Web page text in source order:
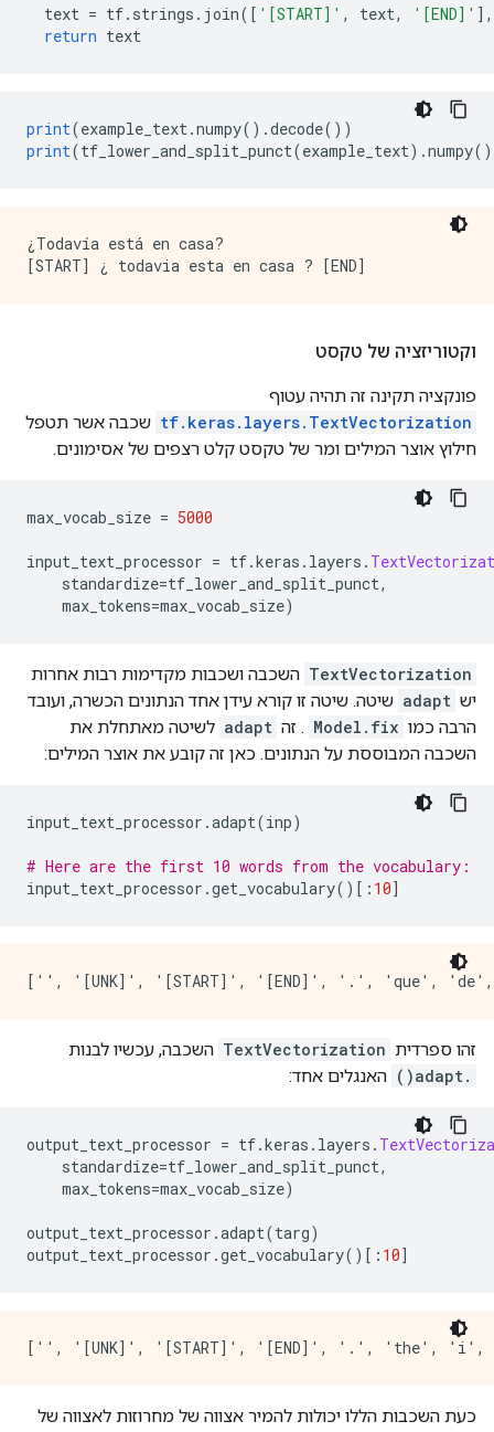
text = tf. strings . join([ '[START]' , text, '[END]' ],
return text
print(example_text .numpy().decode())
print(tf_lower_and_split_punct(example_text).numpy
¿Todavía está en casa?
וקטוריזציה של טקסט
פונקציה תקינה זה תהיה עטוף
tf.keras.layers.TextVectorization שכבה אשר תטפל
חילוץ אוצר המילים ומר של טקסט קלט רצפים של אסימונים.
max_vocab_size = 5000
input_text_processor = tf.keras . layers .
standardize=tf_lower_and_split_punct,
max_tokens=max_vocab_size)
TextVectorization השכבה ושכבות מקדימות רבות אחרות
יש adapt שיטה. שיטה זו קורא עידן אחד הנתונים הכשרה, ועובד
הרבה כמו Model.fix . זה adapt לשיטה מאתחלת את
השכבה המבוססת על הנתונים. כאן זה קובע את אוצר המילים:
input_text_processor .adapt(inp)
# Here are the first 10 words from the vocabulary:
input_text_processor .get_vocabulary()[: 10]
זהו ספרדית TextVectorization השכבה, עכשיו לבנות
.adapt()
האנגלים אחד:
output_text_processor = tf.keras . layers .
standardize=tf_lower_and_split_punct,
max_tokens=max_vocab_size)
output_text_processor .adapt(targ)
output_text_processor .get_vocabulary()[: 10]
כעת השכבות הללו יכולות להמיר אצווה של מחרוזות לאצווה של